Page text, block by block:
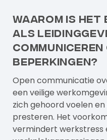
Waarom is
als
beperkingen?
Open communicatie
een veilige
zich gehoord voelen
presteren. Het
vermindert